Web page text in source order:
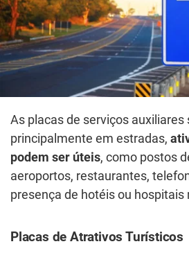
As placas de serviços auxiliares
principalmente em estradas,
podem ser úteis, como postos
aeroportos, restaurantes,
presença de hotéis ou hospitais
Placas de Atrativos Turísticos